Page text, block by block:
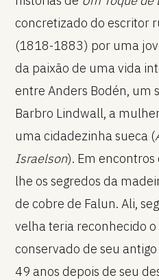
concretizado do escritor
(1818-1883) por uma
da paixão de uma vida
entre Anders Bodén, um
Barbro Lindwall, a
uma cidadezinha sueca (
Israelson). Em encontros
lhe os segredos da
de cobre de Falun. Ali,
velha teria reconhecido
conservado de seu
49 anos depois de seu